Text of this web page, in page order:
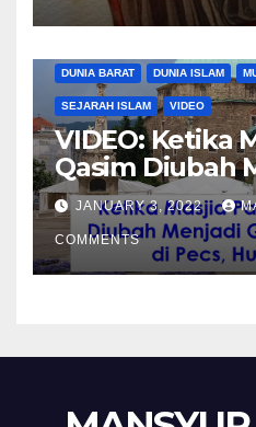
DUNIA BARAT DUNIA ISLAM
SEJARAH ISLAM VIDEO
VIDEO: Ketika
Qasim Diubah
Katolik di
JANUARY 3, 2022
COMMENTS